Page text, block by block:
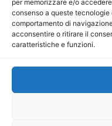
per memorizzare e/o
consenso a queste
comportamento di
acconsentire o ritirare il
caratteristiche e funzioni.